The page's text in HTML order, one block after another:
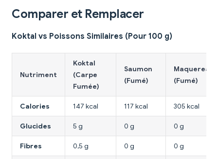
Comparer et Remplacer
Koktal vs Poissons Similaires (Pour 100 g)
Nutriment
Koktal
(Carpe
Fumée)
Saumon
(Fumé)
Maquereau
(Fumé)
Calories 147 kcal 117 kcal 305 kcal
Glucides 5 g 0 g 0 g
Fibres 0,5 g 0 g 0 g